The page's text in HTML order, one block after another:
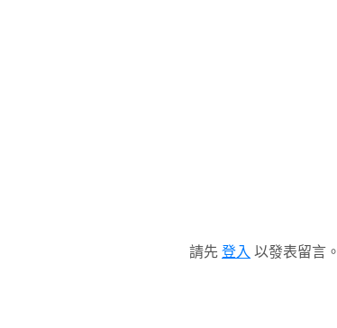
請先 登入 以發表留言。